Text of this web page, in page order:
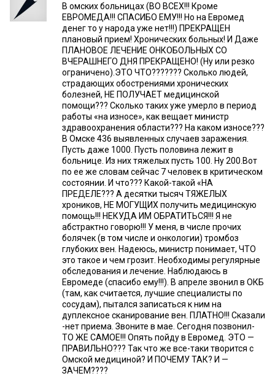
В омских больницах (ВО ВСЕХ!!! Кроме
ЕВРОМЕДА!!! СПАСИБО ЕМУ!!! Но на Евромед
денег то у народа уже нет!!!) ПРЕКРАЩЕН
плановый прием! Хронических больных! И Даже
ПЛАНОВОЕ ЛЕЧЕНИЕ ОНКОБОЛЬНЫХ СО
ВЧЕРАШНЕГО ДНЯ ПРЕКРАЩЕНО! (Ну или резко
ограничено).ЭТО ЧТО??????? Сколько людей,
страдающих обострениями хронических
болезней, НЕ ПОЛУЧАЕТ медицинской
помощи??? Сколько таких уже умерло в период
работы «на износе», как вещает министр
здравоохранения области??? На каком износе???
В Омске 436 выявленных случаев заражения.
Пусть даже 1000. Пусть половина лежит в
больнице. Из них тяжелых пусть 100. Ну 200.Вот
по ее же словам сейчас 7 человек в критическом
состоянии. И что??? Какой-такой «НА
ПРЕДЕЛЕ??? А десятки тысяч ТЯЖЕЛЫХ
хроников, НЕ МОГУЩИХ получить медицинскую
помощь!!! НЕКУДА ИМ ОБРАТИТЬСЯ!!! Я не
абстрактно говорю!!! У меня, в числе прочих
болячек (в том числе и онкологии) тромбоз
глубоких вен. Надеюсь, министр понимает, ЧТО
это такое и чем грозит. Необходимы регулярные
обследования и лечение. Наблюдаюсь в
Евромеде (спасибо ему!!!). В апреле звонил в ОКБ
(там, как считается, лучшие специалисты по
сосудам), пытался записаться к ним на
дуплексное сканирование вен. ПЛАТНО!!! Сказали
-нет приема. Звоните в мае. Сегодня позвонил-
ТО ЖЕ САМОЕ!!! Опять пойду в Евромед. ЭТО —
ПРАВИЛЬНО??? Так что же все-таки творится с
Омской медициной? И ПОЧЕМУ ТАК? И —
ЗАЧЕМ????